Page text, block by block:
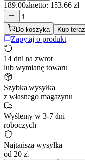
189.00złnetto: 153.66 zł
Do koszyka Kup teraz
Zapytaj o produkt
14 dni na zwrot
lub wymianę towaru
Szybka wysyłka
z własnego magazynu
Wyślemy w 3-7 dni
roboczych
Najtańsza wysyłka
od 20 zł